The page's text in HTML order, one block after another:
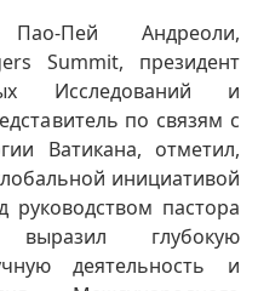
Пей Андреоли,
Summit, президент
Исследований и
по связям с
Ватикана, отметил,
инициативой
пастора
глубокую
деятельность и